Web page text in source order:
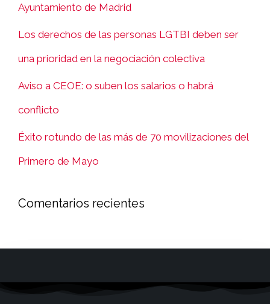
Ayuntamiento de Madrid
Los derechos de las personas LGTBI deben ser
una prioridad en la negociación colectiva
Aviso a CEOE: o suben los salarios o habrá
conflicto
Éxito rotundo de las más de 70 movilizaciones del
Primero de Mayo
Comentarios recientes